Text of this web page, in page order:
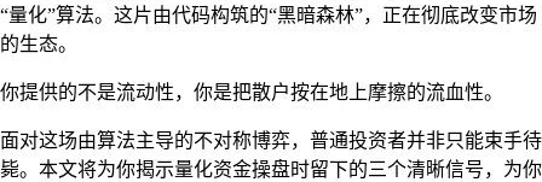
“量化”算法。这片由代码构筑的“黑暗森林”，正在彻底改变市场
的生态。
你提供的不是流动性，你是把散户按在地上摩擦的流血性。
面对这场由算法主导的不对称博弈，普通投资者并非只能束手待
毙。本文将为你揭示量化资金操盘时留下的三个清晰信号，为你